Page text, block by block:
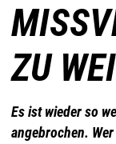
ZU
Es ist wieder so
angebrochen.